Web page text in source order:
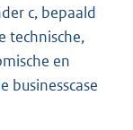
c, bepaald
technische,
en
businesscase